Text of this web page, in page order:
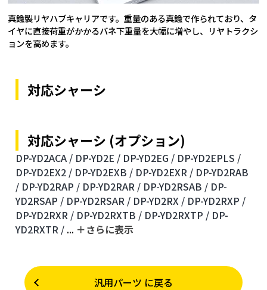
真鍮製リヤハブキャリアです。重量のある真鍮で作られており、タ
イヤに直接荷重がかかるバネ下重量を大幅に増やし、リヤトラクシ
ョンを高めます。
対応シャーシ
対応シャーシ (オプション)
DP-YD2ACA / DP-YD2E / DP-YD2EG / DP-YD2EPLS /
DP-YD2EX2 / DP-YD2EXB / DP-YD2EXR / DP-YD2RAB
/ DP-YD2RAP / DP-YD2RAR / DP-YD2RSAB / DP-
YD2RSAP / DP-YD2RSAR / DP-YD2RX / DP-YD2RXP /
DP-YD2RXR / DP-YD2RXTB / DP-YD2RXTP / DP-
YD2RXTR / ... ＋さらに表⽰
汎用パーツ に戻る